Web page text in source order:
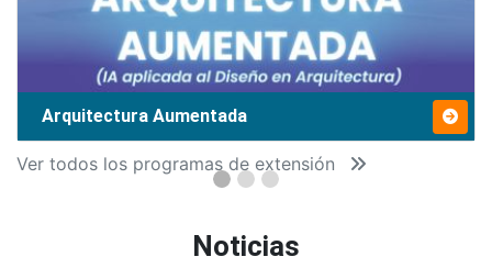
Arquitectura Aumentada
Ver todos los programas de extensión
Noticias